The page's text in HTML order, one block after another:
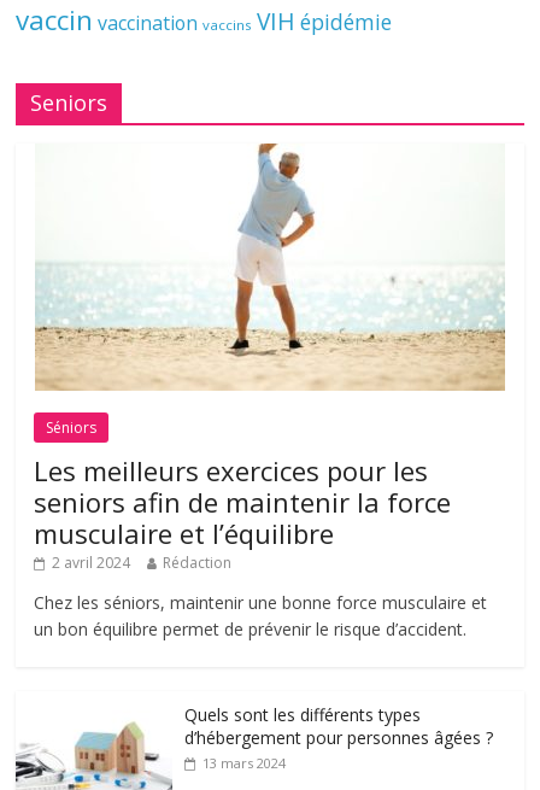
vaccin vaccination vaccins VIH épidémie
Seniors
Séniors
Les meilleurs exercices pour les
seniors afin de maintenir la force
musculaire et l’équilibre
2 avril 2024 Rédaction
Chez les séniors, maintenir une bonne force musculaire et
un bon équilibre permet de prévenir le risque d’accident.
Quels sont les différents types
d’hébergement pour personnes âgées ?
13 mars 2024